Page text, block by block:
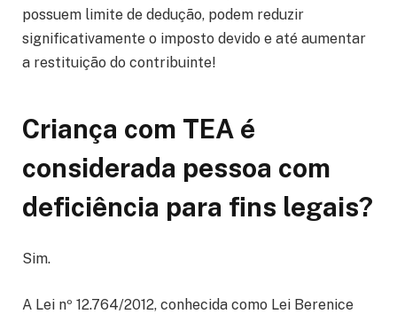
possuem limite de dedução, podem reduzir
significativamente o imposto devido e até aumentar
a restituição do contribuinte!
Criança com TEA é
considerada pessoa com
deficiência para fins legais?
Sim.
A Lei nº 12.764/2012, conhecida como Lei Berenice